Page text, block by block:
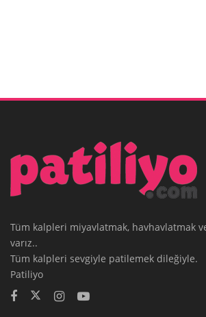
Tüm kalpleri miyavlatmak, havhavlatmak
varız..
Tüm kalpleri sevgiyle patilemek dileğiyle.
Patiliyo